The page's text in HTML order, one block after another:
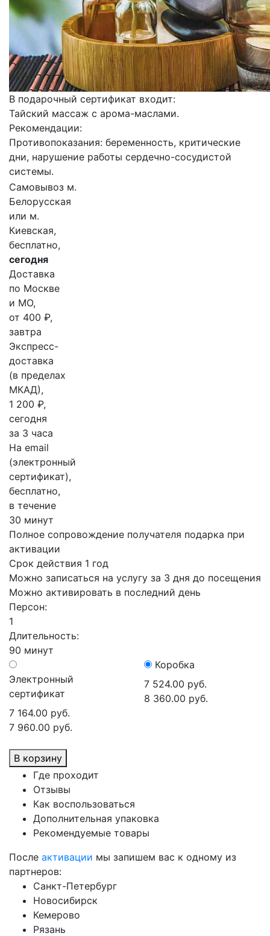
В подарочный сертификат входит:
Тайский массаж с арома-маслами.
Рекомендации:
Противопоказания: беременность, критические
дни, нарушение работы сердечно-сосудистой
системы.
Самовывоз м.
Белорусская
или м.
Киевская,
бесплатно,
сегодня
Доставка
по Москве
и МО,
от 400 ₽,
завтра
Экспресс-
доставка
(в пределах
МКАД),
1 200 ₽,
сегодня
за 3 часа
На email
(электронный
сертификат),
бесплатно,
в течение
30 минут
Полное сопровождение получателя подарка при
активации
Срок действия 1 год
Можно записаться на услугу за 3 дня до посещения
Можно активировать в последний день
Персон:
1
Длительность:
90 минут
Электронный
сертификат
7 164.00 руб.
7 960.00 руб.
Коробка
7 524.00 руб.
8 360.00 руб.
В корзину
Где проходит
Отзывы
Как воспользоваться
Дополнительная упаковка
Рекомендуемые товары
После активации мы запишем вас к одному из
партнеров:
Санкт-Петербург
Новосибирск
Кемерово
Рязань